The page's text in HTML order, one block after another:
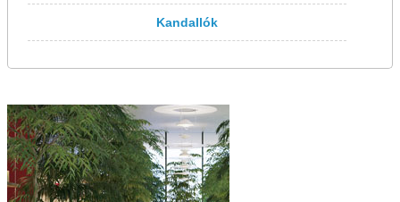
Kandallók